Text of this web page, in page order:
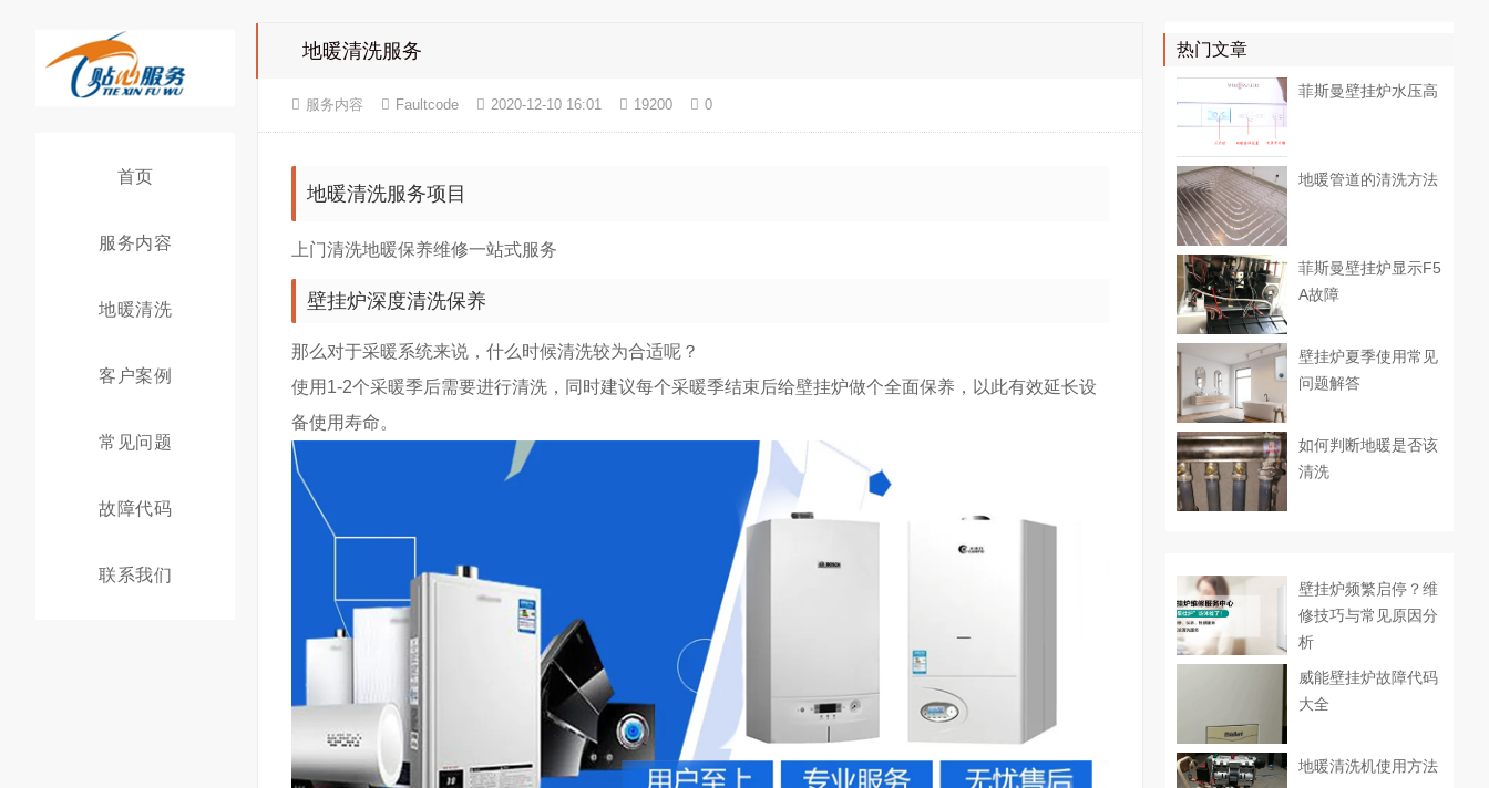
首页
服务内容
地暖清洗
客户案例
常见问题
故障代码
联系我们
地暖清洗服务
服务内容 Faultcode 2020-12-10 16:01 19200 0
地暖清洗服务项目
上门清洗地暖保养维修一站式服务
壁挂炉深度清洗保养
那么对于采暖系统来说，什么时候清洗较为合适呢？
使用1-2个采暖季后需要进行清洗，同时建议每个采暖季结束后给壁挂炉做个全面保养，以此有效延长设
备使用寿命。
热门文章
菲斯曼壁挂炉水压高
地暖管道的清洗方法
菲斯曼壁挂炉显示F5
A故障
壁挂炉夏季使用常见
问题解答
如何判断地暖是否该
清洗
壁挂炉频繁启停？维
修技巧与常见原因分
析
威能壁挂炉故障代码
大全
地暖清洗机使用方法